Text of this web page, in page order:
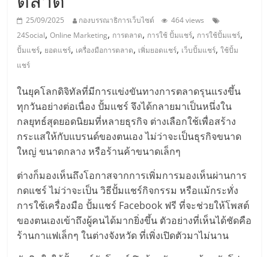
ส
เอ็
มอี
ไทย,
SMEs,
แฟ
รน
25/09/2025 กองบรรณาธิการเว็บไซต์
464 views
24Social,Online Marketing, การตลาด, การใช้ ปั้มแชร์, การใช้ปั้มแชร์,
ปั้มแชร์, ยอดแชร์, เครื่องมือการตลาด, เพิ่มยอดแชร์, เว็บปั้มแชร์,ใช้ปั้ม
แชร์
ในยุคโลกดิจิทัลที่มีการแข่งขันทางการตลาดรุนแรงขึ้น
ทุกวันอย่างต่อเนื่อง ปั้มแชร์ จึงได้กลายมาเป็นหนึ่งใน
กลยุทธ์สุดยอดนิยมที่หลายธุรกิจ ต่างเลือกใช้เพื่อสร้าง
กระแสให้กับแบรนด์ของตนเอง ไม่ว่าจะเป็นธุรกิจขนาด
ใหญ่ ขนาดกลาง หรือร้านค้าขนาดเล็กๆ
ต่างก็มองเห็นถึงโอกาสจากการเพิ่มการมองเห็นผ่านการ
กดแชร์ ไม่ว่าจะเป็น วิธีปั้มแชร์กิจกรรม หรือแม้กระทั่ง
การใช้เครื่องมือ ปั้มแชร์ Facebook ฟรี ที่จะช่วยให้โพสต์
ของตนเองเข้าถึงผู้คนได้มากยิ่งขึ้น ตัวอย่างที่เห็นได้ชัดคือ
ร้านกาแฟเล็กๆ ในต่างจังหวัด ที่เพิ่งเปิดตัวมาไม่นาน